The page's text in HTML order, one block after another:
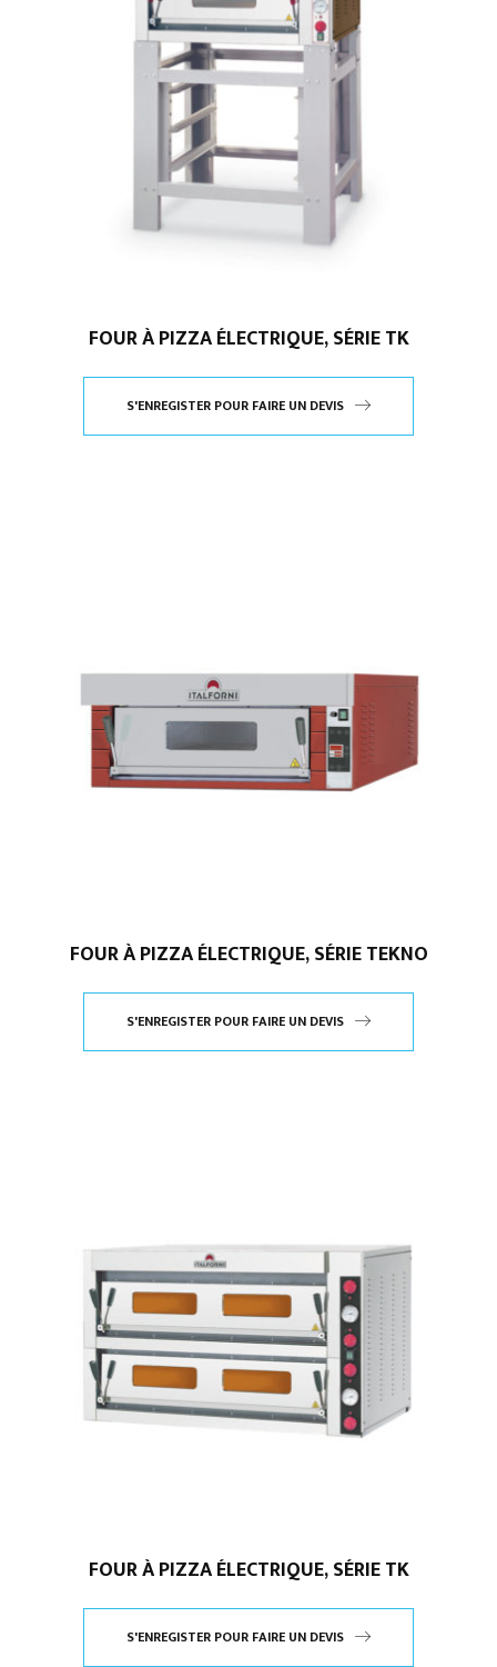
FOUR À PIZZA ÉLECTRIQUE, SÉRIE TK
S'ENREGISTER POUR FAIRE UN DEVIS
FOUR À PIZZA ÉLECTRIQUE, SÉRIE TEKNO
S'ENREGISTER POUR FAIRE UN DEVIS
FOUR À PIZZA ÉLECTRIQUE, SÉRIE TK
S'ENREGISTER POUR FAIRE UN DEVIS